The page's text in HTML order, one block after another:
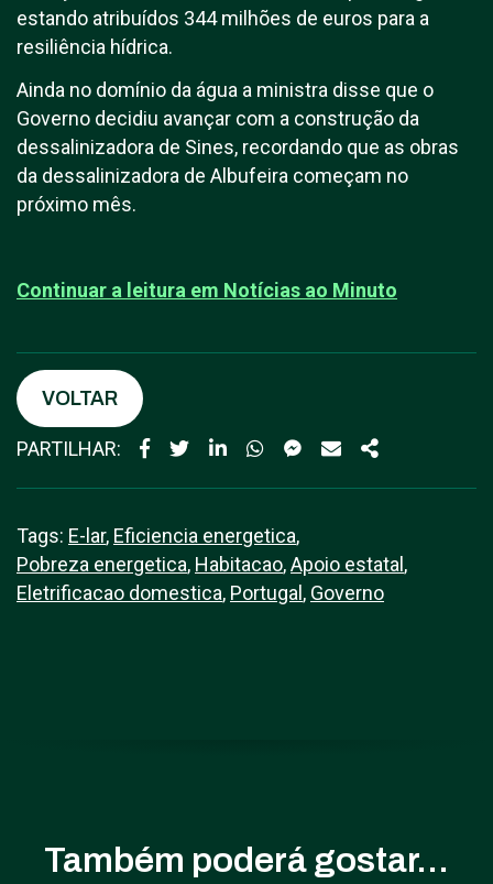
estando atribuídos 344 milhões de euros para a
resiliência hídrica.
Ainda no domínio da água a ministra disse que o
Governo decidiu avançar com a construção da
dessalinizadora de Sines, recordando que as obras
da dessalinizadora de Albufeira começam no
próximo mês.
Continuar a leitura em Notícias ao Minuto
VOLTAR
PARTILHAR:
Tags: E-lar, Eficiencia energetica,
Pobreza energetica, Habitacao,Apoio estatal ,
Eletrificacao domestica, Portugal , Governo
Também poderá gostar...